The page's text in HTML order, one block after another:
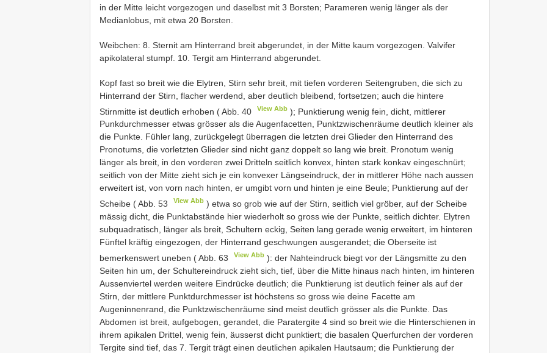
in der Mitte leicht vorgezogen und daselbst mit 3 Borsten; Parameren wenig länger als der
Medianlobus, mit etwa 20 Borsten.
Weibchen: 8. Sternit am Hinterrand breit abgerundet, in der Mitte kaum vorgezogen. Valvifer
apikolateral stumpf. 10. Tergit am Hinterrand abgerundet.
Kopf fast so breit wie die Elytren, Stirn sehr breit, mit tiefen vorderen Seitengruben, die sich zu
Hinterrand der Stirn, flacher werdend, aber deutlich bleibend, fortsetzen; auch die hintere
Stirnmitte ist deutlich erhoben ( Abb. 40
View Abb ); Punktierung wenig fein, dicht, mittlerer
Punkdurchmesser etwas grösser als die Augenfacetten, Punktzwischenräume deutlich kleiner als
die Punkte. Fühler lang, zurückgelegt überragen die letzten drei Glieder den Hinterrand des
Pronotums, die vorletzten Glieder sind nicht ganz doppelt so lang wie breit. Pronotum wenig
länger als breit, in den vorderen zwei Dritteln seitlich konvex, hinten stark konkav eingeschnürt;
seitlich von der Mitte zieht sich je ein konvexer Längseindruck, der in mittlerer Höhe nach aussen
erweitert ist, von vorn nach hinten, er umgibt vorn und hinten je eine Beule; Punktierung auf der
Scheibe ( Abb. 53
View Abb ) etwa so grob wie auf der Stirn, seitlich viel gröber, auf der Scheibe
mässig dicht, die Punktabstände hier wiederholt so gross wie der Punkte, seitlich dichter. Elytren
subquadratisch, länger als breit, Schultern eckig, Seiten lang gerade wenig erweitert, im hinteren
Fünftel kräftig eingezogen, der Hinterrand geschwungen ausgerandet; die Oberseite ist
bemerkenswert uneben ( Abb. 63
View Abb ): der Nahteindruck biegt vor der Längsmitte zu den
Seiten hin um, der Schultereindruck zieht sich, tief, über die Mitte hinaus nach hinten, im hinteren
Aussenviertel werden weitere Eindrücke deutlich; die Punktierung ist deutlich feiner als auf der
Stirn, der mittlere Punktdurchmesser ist höchstens so gross wie deine Facette am
Augeninnenrand, die Punktzwischenräume sind meist deutlich grösser als die Punkte. Das
Abdomen ist breit, aufgebogen, gerandet, die Paratergite 4 sind so breit wie die Hinterschienen in
ihrem apikalen Drittel, wenig fein, äusserst dicht punktiert; die basalen Querfurchen der vorderen
Tergite sind tief, das 7. Tergit trägt einen deutlichen apikalen Hautsaum; die Punktierung der